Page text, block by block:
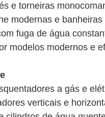
e torneiras
modernas e
fuga de água
modelos modernos e
a gás e
verticais e